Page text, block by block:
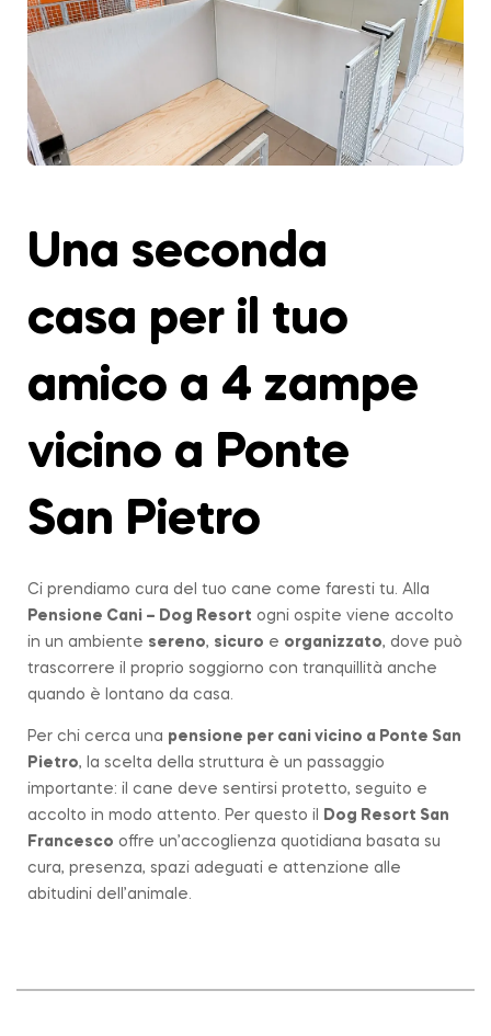
Una seconda
casa per il tuo
amico a 4 zampe
vicino a Ponte
San Pietro
Ci prendiamo cura del tuo cane come faresti tu. Alla
Pensione Cani – Dog Resort ogni ospite viene accolto
in un ambiente sereno, sicuro e organizzato, dove può
trascorrere il proprio soggiorno con tranquillità anche
quando è lontano da casa.
Per chi cerca una pensione per cani vicino a Ponte San
Pietro, la scelta della struttura è un passaggio
importante: il cane deve sentirsi protetto, seguito e
accolto in modo attento. Per questo il
Dog Resort San
Francesco offre un’accoglienza quotidiana basata su
cura, presenza, spazi adeguati e attenzione alle
abitudini dell’animale.